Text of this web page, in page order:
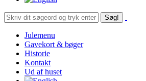
Søg:
Julemenu
Gavekort & bøger
Historie
Kontakt
Ud af huset